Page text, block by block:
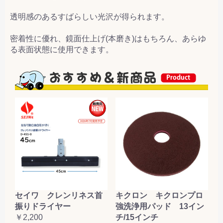
透明感のあるすばらしい光沢が得られます。
密着性に優れ、鏡面仕上げ(本磨き)はもちろん、あらゆ
る表面状態に使用できます。
セイワ クレンリネス首
振りドライヤー
￥2,200
キクロン キクロンプロ
強洗浄用パッド 13イン
チ/15インチ